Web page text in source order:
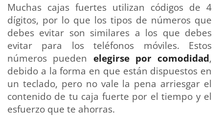
Muchas cajas fuertes utilizan códigos de 4
dígitos, por lo que los tipos de números que
debes evitar son similares a los que debes
evitar para los teléfonos móviles. Estos
números pueden elegirse por comodidad,
debido a la forma en que están dispuestos en
un teclado, pero no vale la pena arriesgar el
contenido de tu caja fuerte por el tiempo y el
esfuerzo que te ahorras.